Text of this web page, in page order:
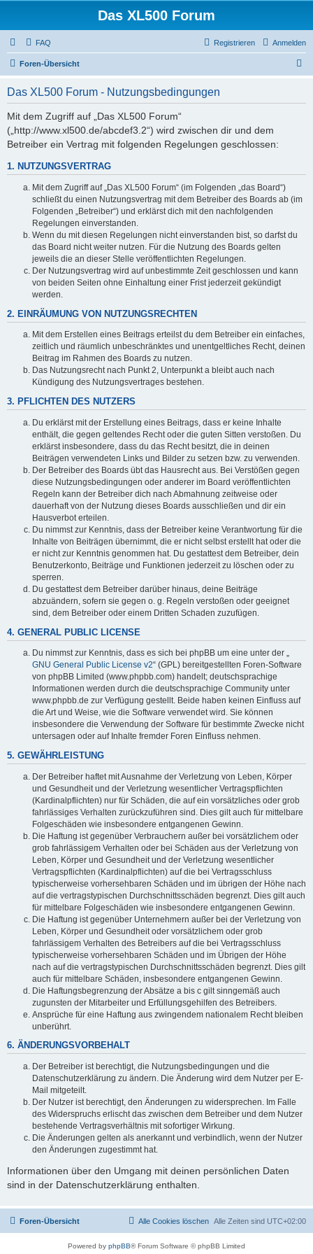
Das XL500 Forum
FAQ Anmelden
Registrieren
Foren-Übersicht
Das XL500 Forum - Nutzungsbedingungen
Mit dem Zugriff auf „Das XL500 Forum“
(„http://www.xl500.de/abcdef3.2“) wird zwischen dir und dem
Betreiber ein Vertrag mit folgenden Regelungen geschlossen:
1. NUTZUNGSVERTRAG
Mit dem Zugriff auf „Das XL500 Forum“ (im Folgenden „das Board“)
schließt du einen Nutzungsvertrag mit dem Betreiber des Boards ab (im
Folgenden „Betreiber“) und erklärst dich mit den nachfolgenden
Regelungen einverstanden.
Wenn du mit diesen Regelungen nicht einverstanden bist, so darfst du
das Board nicht weiter nutzen. Für die Nutzung des Boards gelten
jeweils die an dieser Stelle veröffentlichten Regelungen.
Der Nutzungsvertrag wird auf unbestimmte Zeit geschlossen und kann
von beiden Seiten ohne Einhaltung einer Frist jederzeit gekündigt
werden.
2. EINRÄUMUNG VON NUTZUNGSRECHTEN
Mit dem Erstellen eines Beitrags erteilst du dem Betreiber ein einfaches,
zeitlich und räumlich unbeschränktes und unentgeltliches Recht, deinen
Beitrag im Rahmen des Boards zu nutzen.
Das Nutzungsrecht nach Punkt 2, Unterpunkt a bleibt auch nach
Kündigung des Nutzungsvertrages bestehen.
3. PFLICHTEN DES NUTZERS
Du erklärst mit der Erstellung eines Beitrags, dass er keine Inhalte
enthält, die gegen geltendes Recht oder die guten Sitten verstoßen. Du
erklärst insbesondere, dass du das Recht besitzt, die in deinen
Beiträgen verwendeten Links und Bilder zu setzen bzw. zu verwenden.
Der Betreiber des Boards übt das Hausrecht aus. Bei Verstößen gegen
diese Nutzungsbedingungen oder anderer im Board veröffentlichten
Regeln kann der Betreiber dich nach Abmahnung zeitweise oder
dauerhaft von der Nutzung dieses Boards ausschließen und dir ein
Hausverbot erteilen.
Du nimmst zur Kenntnis, dass der Betreiber keine Verantwortung für die
Inhalte von Beiträgen übernimmt, die er nicht selbst erstellt hat oder die
er nicht zur Kenntnis genommen hat. Du gestattest dem Betreiber, dein
Benutzerkonto, Beiträge und Funktionen jederzeit zu löschen oder zu
sperren.
Du gestattest dem Betreiber darüber hinaus, deine Beiträge
abzuändern, sofern sie gegen o. g. Regeln verstoßen oder geeignet
sind, dem Betreiber oder einem Dritten Schaden zuzufügen.
4. GENERAL PUBLIC LICENSE
Du nimmst zur Kenntnis, dass es sich bei phpBB um eine unter der „
GNU General Public License v2“ (GPL) bereitgestellten Foren-Software
von phpBB Limited (www.phpbb.com) handelt; deutschsprachige
Informationen werden durch die deutschsprachige Community unter
www.phpbb.de zur Verfügung gestellt. Beide haben keinen Einfluss auf
die Art und Weise, wie die Software verwendet wird. Sie können
insbesondere die Verwendung der Software für bestimmte Zwecke nicht
untersagen oder auf Inhalte fremder Foren Einfluss nehmen.
5. GEWÄHRLEISTUNG
Der Betreiber haftet mit Ausnahme der Verletzung von Leben, Körper
und Gesundheit und der Verletzung wesentlicher Vertragspflichten
(Kardinalpflichten) nur für Schäden, die auf ein vorsätzliches oder grob
fahrlässiges Verhalten zurückzuführen sind. Dies gilt auch für mittelbare
Folgeschäden wie insbesondere entgangenen Gewinn.
Die Haftung ist gegenüber Verbrauchern außer bei vorsätzlichem oder
grob fahrlässigem Verhalten oder bei Schäden aus der Verletzung von
Leben, Körper und Gesundheit und der Verletzung wesentlicher
Vertragspflichten (Kardinalpflichten) auf die bei Vertragsschluss
typischerweise vorhersehbaren Schäden und im übrigen der Höhe nach
auf die vertragstypischen Durchschnittsschäden begrenzt. Dies gilt auch
für mittelbare Folgeschäden wie insbesondere entgangenen Gewinn.
Die Haftung ist gegenüber Unternehmern außer bei der Verletzung von
Leben, Körper und Gesundheit oder vorsätzlichem oder grob
fahrlässigem Verhalten des Betreibers auf die bei Vertragsschluss
typischerweise vorhersehbaren Schäden und im Übrigen der Höhe
nach auf die vertragstypischen Durchschnittsschäden begrenzt. Dies gilt
auch für mittelbare Schäden, insbesondere entgangenen Gewinn.
Die Haftungsbegrenzung der Absätze a bis c gilt sinngemäß auch
zugunsten der Mitarbeiter und Erfüllungsgehilfen des Betreibers.
Ansprüche für eine Haftung aus zwingendem nationalem Recht bleiben
unberührt.
6. ÄNDERUNGSVORBEHALT
Der Betreiber ist berechtigt, die Nutzungsbedingungen und die
Datenschutzerklärung zu ändern. Die Änderung wird dem Nutzer per E-
Mail mitgeteilt.
Der Nutzer ist berechtigt, den Änderungen zu widersprechen. Im Falle
des Widerspruchs erlischt das zwischen dem Betreiber und dem Nutzer
bestehende Vertragsverhältnis mit sofortiger Wirkung.
Die Änderungen gelten als anerkannt und verbindlich, wenn der Nutzer
den Änderungen zugestimmt hat.
Informationen über den Umgang mit deinen persönlichen Daten
sind in der Datenschutzerklärung enthalten.
Foren-Übersicht Alle Zeiten sind UTC+02:00
Alle Cookies löschen
Powered by phpBB® Forum Software © phpBB Limited